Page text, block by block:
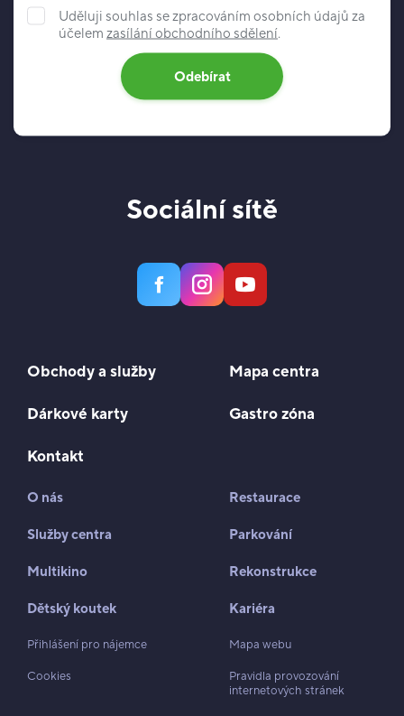
Uděluji souhlas se zpracováním osobních údajů za
účelem zasílání obchodního sdělení.
Odebírat
Sociální sítě
Obchody a služby Mapa centra
Dárkové karty Gastro zóna
Kontakt
O nás Restaurace
Služby centra Parkování
Multikino Rekonstrukce
Dětský koutek Kariéra
Přihlášení pro nájemce Mapa webu
Cookies
Pravidla provozování
internetových stránek